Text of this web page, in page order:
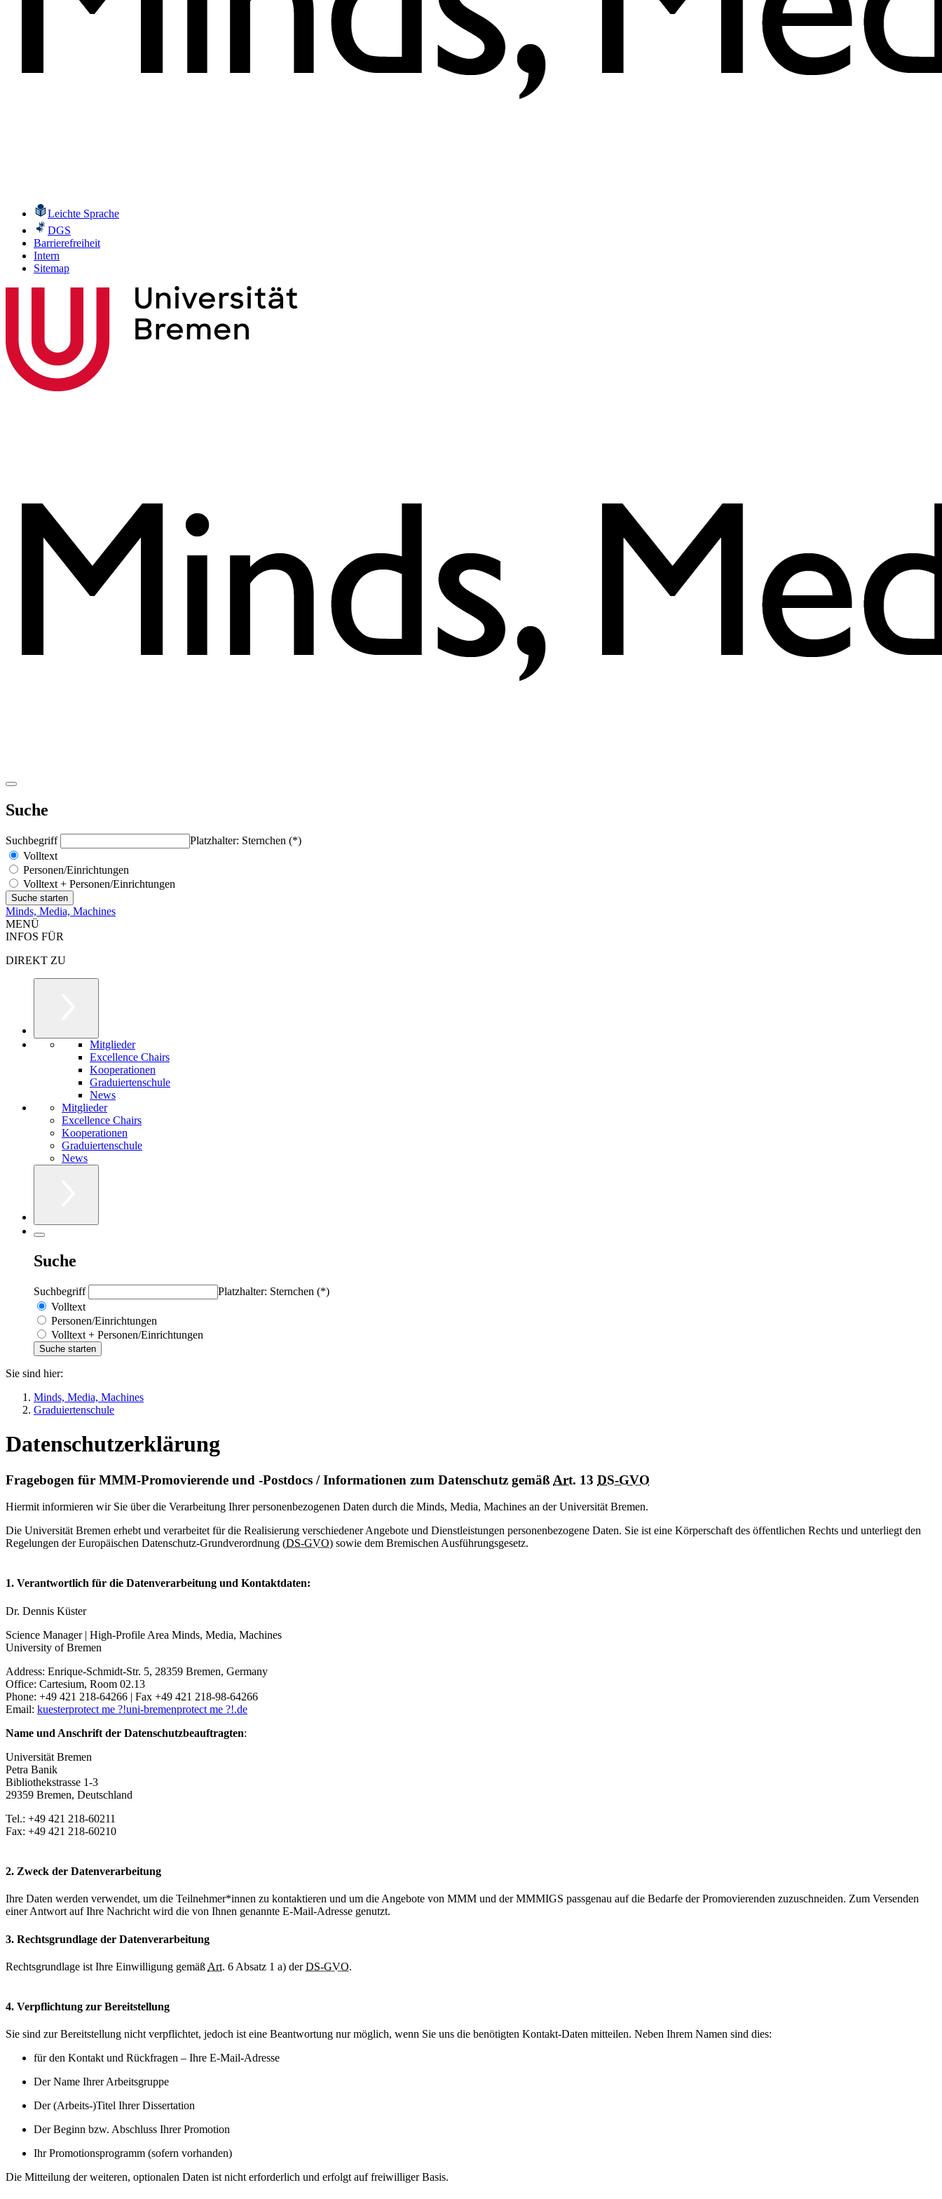
Leichte Sprache
DGS
Barrierefreiheit
Intern
Sitemap
Suche
Suchbegriff
Platzhalter: Sternchen (*)
Volltext
Personen/Einrichtungen
Volltext + Personen/Einrichtungen
Minds, Media, Machines
MENÜ
INFOS FÜR
DIREKT ZU
Mitglieder
Excellence Chairs
Kooperationen
Graduiertenschule
News
Mitglieder
Excellence Chairs
Kooperationen
Graduiertenschule
News
Suche
Suchbegriff
Platzhalter: Sternchen (*)
Volltext
Personen/Einrichtungen
Volltext + Personen/Einrichtungen
Sie sind hier:
Minds, Media, Machines
Graduiertenschule
Datenschutzerklärung
Fragebogen für MMM-Promovierende und -Postdocs / Informationen zum Datenschutz gemäß Art. 13 DS-GVO
Hiermit informieren wir Sie über die Verarbeitung Ihrer personenbezogenen Daten durch die Minds, Media, Machines an der Universität Bremen.
Die Universität Bremen erhebt und verarbeitet für die Realisierung verschiedener Angebote und Dienstleistungen personenbezogene Daten. Sie ist eine Körperschaft des öffentlichen Rechts und unterliegt den
Regelungen der Europäischen Datenschutz-Grundverordnung (DS-GVO) sowie dem Bremischen Ausführungsgesetz.
1. Verantwortlich für die Datenverarbeitung und Kontaktdaten:
Dr. Dennis Küster
Science Manager | High-Profile Area Minds, Media, Machines
University of Bremen
Address: Enrique-Schmidt-Str. 5, 28359 Bremen, Germany
Office: Cartesium, Room 02.13
Phone: +49 421 218-64266 | Fax +49 421 218-98-64266
Email: kuesterprotect me ?!uni-bremenprotect me ?!.de
Name und Anschrift der Datenschutzbeauftragten:
Universität Bremen
Petra Banik
Bibliothekstrasse 1-3
29359 Bremen, Deutschland
Tel.: +49 421 218-60211
Fax: +49 421 218-60210
2. Zweck der Datenverarbeitung
Ihre Daten werden verwendet, um die Teilnehmer*innen zu kontaktieren und um die Angebote von MMM und der MMMIGS passgenau auf die Bedarfe der Promovierenden zuzuschneiden. Zum Versenden
einer Antwort auf Ihre Nachricht wird die von Ihnen genannte E-Mail-Adresse genutzt.
3. Rechtsgrundlage der Datenverarbeitung
Rechtsgrundlage ist Ihre Einwilligung gemäß Art. 6 Absatz 1 a) derDS-GVO.
4. Verpflichtung zur Bereitstellung
Sie sind zur Bereitstellung nicht verpflichtet, jedoch ist eine Beantwortung nur möglich, wenn Sie uns die benötigten Kontakt-Daten mitteilen. Neben Ihrem Namen sind dies:
für den Kontakt und Rückfragen – Ihre E-Mail-Adresse
Der Name Ihrer Arbeitsgruppe
Der (Arbeits-)Titel Ihrer Dissertation
Der Beginn bzw. Abschluss Ihrer Promotion
Ihr Promotionsprogramm (sofern vorhanden)
Die Mitteilung der weiteren, optionalen Daten ist nicht erforderlich und erfolgt auf freiwilliger Basis.